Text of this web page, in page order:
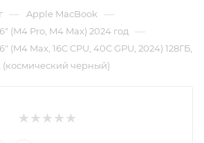
— Apple MacBook —
(M4 Pro, M4 Max) 2024 год —
(M4 Max, 16C CPU, 40C GPU, 2024) 128ГБ,
(космический черный)